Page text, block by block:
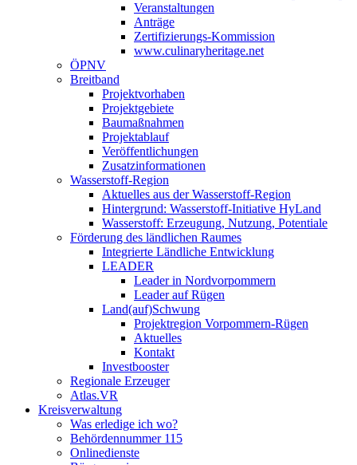
Veranstaltungen
Anträge
Zertifizierungs-Kommission
www.culinaryheritage.net
ÖPNV
Breitband
Projektvorhaben
Projektgebiete
Baumaßnahmen
Projektablauf
Veröffentlichungen
Zusatzinformationen
Wasserstoff-Region
Aktuelles aus der Wasserstoff-Region
Hintergrund: Wasserstoff-Initiative HyLand
Wasserstoff: Erzeugung, Nutzung, Potentiale
Förderung des ländlichen Raumes
Integrierte Ländliche Entwicklung
LEADER
Leader in Nordvorpommern
Leader auf Rügen
Land(auf)Schwung
Projektregion Vorpommern-Rügen
Aktuelles
Kontakt
Investbooster
Regionale Erzeuger
Atlas.VR
Kreisverwaltung
Was erledige ich wo?
Behördennummer 115
Onlinedienste